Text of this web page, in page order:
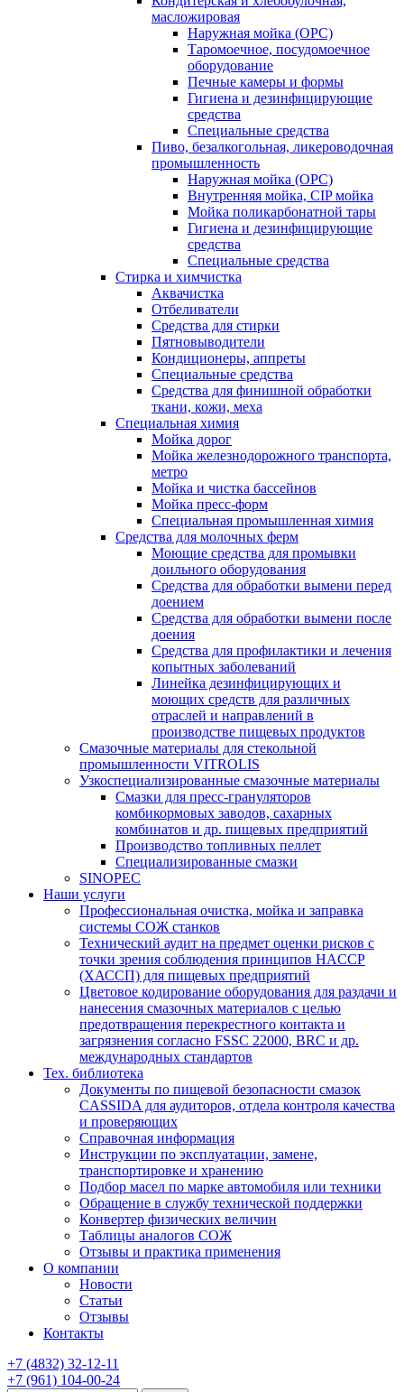
масложировая
Наружная мойка (ОРС)
Таромоечное, посудомоечное
оборудование
Печные камеры и формы
Гигиена и дезинфицирующие
средства
Специальные средства
Пиво, безалкогольная, ликероводочная
промышленность
Наружная мойка (ОРС)
Внутренняя мойка, CIP мойка
Мойка поликарбонатной тары
Гигиена и дезинфицирующие
средства
Специальные средства
Стирка и химчистка
Аквачистка
Отбеливатели
Средства для стирки
Пятновыводители
Кондиционеры, аппреты
Специальные средства
Средства для финишной обработки
ткани, кожи, меха
Специальная химия
Мойка дорог
Мойка железнодорожного транспорта,
метро
Мойка и чистка бассейнов
Мойка пресс-форм
Специальная промышленная химия
Средства для молочных ферм
Моющие средства для промывки
доильного оборудования
Средства для обработки вымени перед
доением
Средства для обработки вымени после
доения
Средства для профилактики и лечения
копытных заболеваний
Линейка дезинфицирующих и
моющих средств для различных
отраслей и направлений в
производстве пищевых продуктов
Смазочные материалы для стекольной
промышленности VITROLIS
Узкоспециализированные смазочные материалы
Смазки для пресс-грануляторов
комбикормовых заводов, сахарных
комбинатов и др. пищевых предприятий
Производство топливных пеллет
Специализированные смазки
SINOPEC
Наши услуги
Профессиональная очистка, мойка и заправка
системы СОЖ станков
Технический аудит на предмет оценки рисков с
точки зрения соблюдения принципов HACCP
(ХАССП) для пищевых предприятий
Цветовое кодирование оборудования для раздачи и
нанесения смазочных материалов с целью
предотвращения перекрестного контакта и
загрязнения согласно FSSC 22000, BRC и др.
международных стандартов
Тех. библиотека
Документы по пищевой безопасности смазок
CASSIDA для аудиторов, отдела контроля качества
и проверяющих
Справочная информация
Инструкции по эксплуатации, замене,
транспортировке и хранению
Подбор масел по марке автомобиля или техники
Обращение в службу технической поддержки
Конвертер физических величин
Таблицы аналогов СОЖ
Отзывы и практика применения
О компании
Новости
Статьи
Отзывы
Контакты
+7 (4832) 32-12-11
+7 (961) 104-00-24